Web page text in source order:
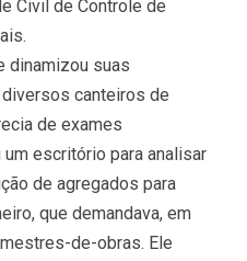
Civil de Controle de
dinamizou suas
canteiros de
de exames
escritório para analisar
de agregados para
que demandava, em
de-obras. Ele